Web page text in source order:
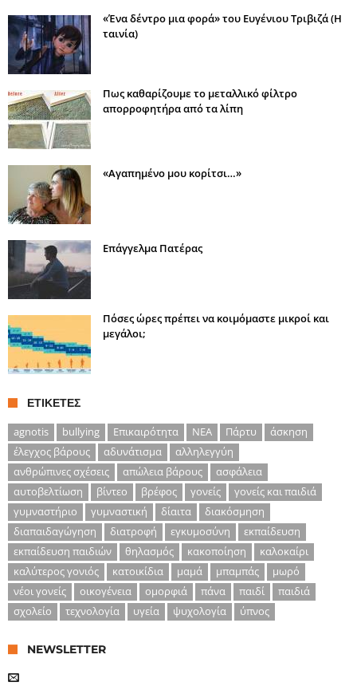
«Ένα δέντρο μια φορά» του Ευγένιου Τριβιζά (Η
ταινία)
Πως καθαρίζουμε το μεταλλικό φίλτρο
απορροφητήρα από τα λίπη
«Αγαπημένο μου κορίτσι…»
Επάγγελμα Πατέρας
Πόσες ώρες πρέπει να κοιμόμαστε μικροί και
μεγάλοι;
ΕΤΙΚΈΤΕΣ
agnotis
bullying Επικαιρότητα ΝΕΑ Πάρτυ
άσκηση
έλεγχος βάρους
αδυνάτισμα
αλληλεγγύη
ανθρώπινες σχέσεις
απώλεια βάρους
ασφάλεια
αυτοβελτίωση
βίντεο βρέφος γονείς
γονείς και παιδιά
γυμναστήριο
γυμναστική δίαιτα
διακόσμηση
διαπαιδαγώγηση
διατροφή εγκυμοσύνη
εκπαίδευση
εκπαίδευση παιδιών
θηλασμός κακοποίηση
καλοκαίρι
καλύτερος γονιός
κατοικίδια μαμά μπαμπάς
μωρό
νέοι γονείς
οικογένεια ομορφιά πάνα παιδί
παιδιά
σχολείο
τεχνολογία υγεία ψυχολογία ύπνος
NEWSLETTER